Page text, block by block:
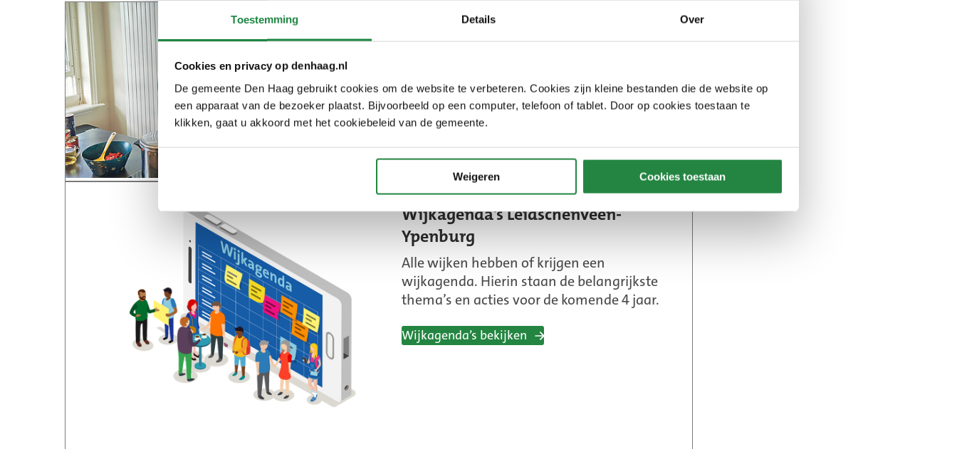
Toestemming Details Over
Cookies en privacy op denhaag.nl
De gemeente Den Haag gebruikt cookies om de website te verbeteren. Cookies zijn kleine bestanden die de website op
een apparaat van de bezoeker plaatst. Bijvoorbeeld op een computer, telefoon of tablet. Door op cookies toestaan te
klikken, gaat u akkoord met het cookiebeleid van de gemeente.
Weigeren Cookies toestaan
Met een wijkbudget maken bewoners hun
wijk mooier, socialer, leuker of groener.
Wijkagenda’s Leidschenveen-
Ypenburg
Alle wijken hebben of krijgen een
wijkagenda. Hierin staan de belangrijkste
thema’s en acties voor de komende 4 jaar.
Wijkagenda’s bekijken